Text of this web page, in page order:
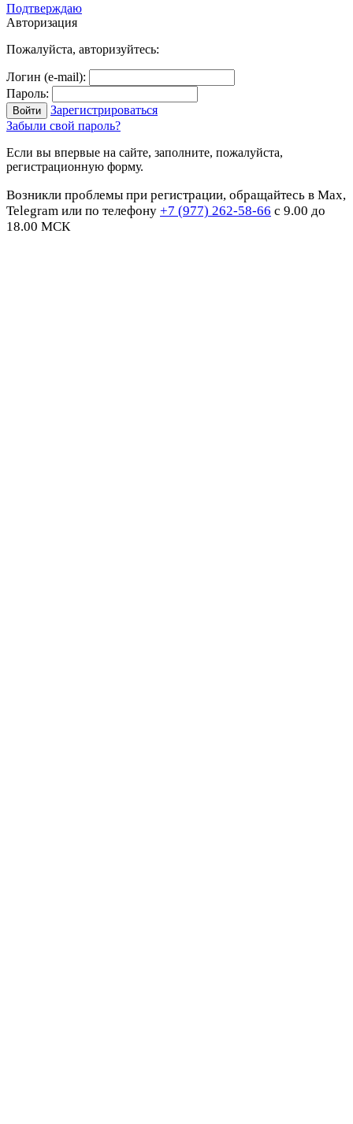
Подтверждаю
Авторизация
Пожалуйста, авторизуйтесь:
Логин (e-mail):
Пароль:
Зарегистрироваться
Забыли свой пароль?
Если вы впервые на сайте, заполните, пожалуйста,
регистрационную форму.
Возникли проблемы при регистрации, обращайтесь в Max,
Telegram или по телефону +7 (977) 262-58-66 с 9.00 до
18.00 МСК